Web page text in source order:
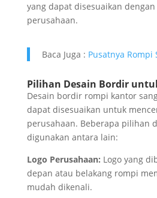
yang dapat disesuaikan
perusahaan.
Baca Juga : Pusatnya
Pilihan Desain Bordir
Desain bordir rompi kantor
dapat disesuaikan untuk
perusahaan. Beberapa pilihan
digunakan antara lain:
Logo Perusahaan: Logo yang
depan atau belakang rompi
mudah dikenali.